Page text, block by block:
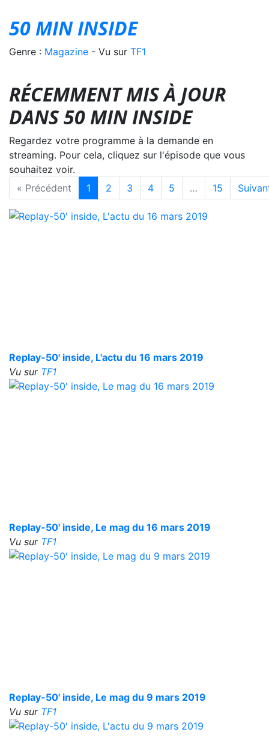
50 MIN INSIDE
Genre : Magazine - Vu sur TF1
RÉCEMMENT MIS À JOUR
DANS 50 MIN INSIDE
Regardez votre programme à la demande en
streaming. Pour cela, cliquez sur l'épisode que vous
souhaitez voir.
« Précédent
1 2 3 4 5 … 15
Replay-50' inside, L'actu du 16 mars 2019
Vu sur TF1
Replay-50' inside, Le mag du 16 mars 2019
Vu sur TF1
Replay-50' inside, Le mag du 9 mars 2019
Vu sur TF1